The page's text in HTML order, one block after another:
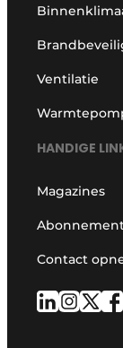
Ventilatie
HANDIGE
Magazines
Contact